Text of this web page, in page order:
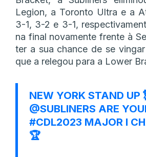
Legion, a Toronto Ultra e a
3-1, 3-2 e 3-1,
na final novamente frente à
ter a sua chance de se
que a relegou para a Lower
NEW YORK STAND UP
@SUBLINERS ARE
#CDL2023 MAJOR I
🏆